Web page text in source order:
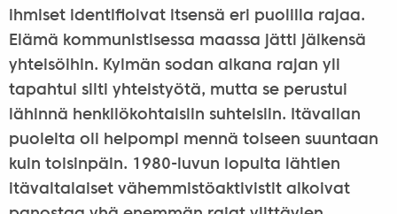
ihmiset identifioivat itsensä eri puolilla rajaa.
Elämä kommunistisessa maassa jätti jälkensä
yhteisöihin. Kylmän sodan aikana rajan yli
tapahtui silti yhteistyötä, mutta se perustui
lähinnä henkilökohtaisiin suhteisiin. Itävallan
puolelta oli helpompi mennä toiseen suuntaan
kuin toisinpäin. 1980-luvun lopulta lähtien
itävaltalaiset vähemmistöaktivistit alkoivat